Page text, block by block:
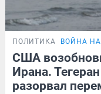
ПОЛИТИКА ВОЙНА
США
Ирана.
разорвал